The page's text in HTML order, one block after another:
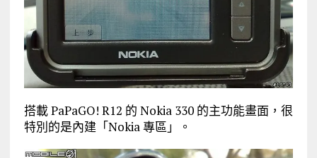
搭載 PaPaGO! R12 的 Nokia 330 的主功能畫面，很
特別的是內建「Nokia 專區」。